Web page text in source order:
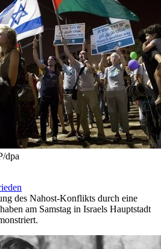
dpa
des Nahost-Konflikts durch eine
am Samstag in Israels Hauptstadt